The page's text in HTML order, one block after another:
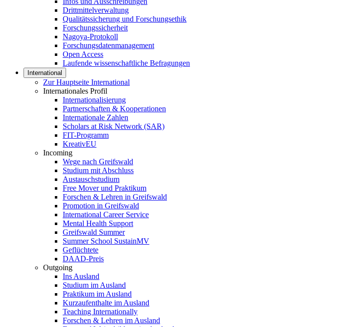
Drittmittelverwaltung
Qualitätssicherung und Forschungsethik
Forschungssicherheit
Nagoya-Protokoll
Forschungsdatenmanagement
Open Access
Laufende wissenschaftliche Befragungen
International
Zur Hauptseite International
Internationales Profil
Internationalisierung
Partnerschaften & Kooperationen
Internationale Zahlen
Scholars at Risk Network (SAR)
FIT-Programm
KreativEU
Incoming
Wege nach Greifswald
Studium mit Abschluss
Austauschstudium
Free Mover und Praktikum
Forschen & Lehren in Greifswald
Promotion in Greifswald
International Career Service
Mental Health Support
Greifswald Summer
Summer School SustainMV
Geflüchtete
DAAD-Preis
Outgoing
Ins Ausland
Studium im Ausland
Praktikum im Ausland
Kurzaufenthalte im Ausland
Teaching Internationally
Forschen & Lehren im Ausland